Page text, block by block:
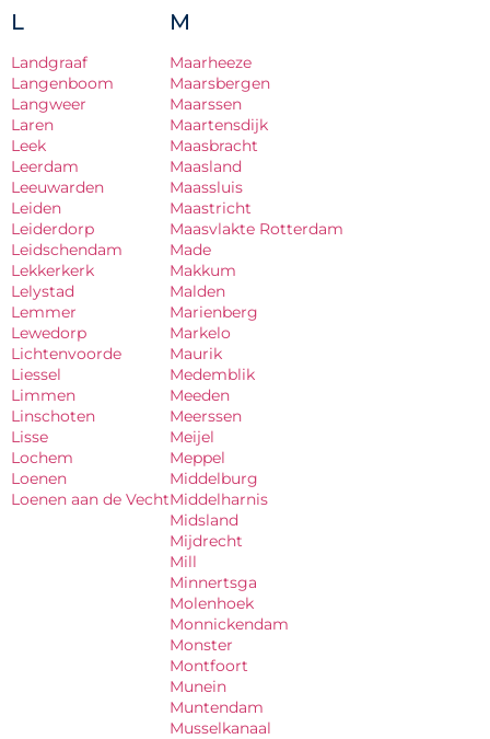
L
Landgraaf
Langenboom
Langweer
Laren
Leek
Leerdam
Leeuwarden
Leiden
Leiderdorp
Leidschendam
Lekkerkerk
Lelystad
Lemmer
Lewedorp
Lichtenvoorde
Liessel
Limmen
Linschoten
Lisse
Lochem
Loenen
Loenen aan de Vecht
M
Maarheeze
Maarsbergen
Maarssen
Maartensdijk
Maasbracht
Maasland
Maassluis
Maastricht
Maasvlakte Rotterdam
Made
Makkum
Malden
Marienberg
Markelo
Maurik
Medemblik
Meeden
Meerssen
Meijel
Meppel
Middelburg
Middelharnis
Midsland
Mijdrecht
Mill
Minnertsga
Molenhoek
Monnickendam
Monster
Montfoort
Munein
Muntendam
Musselkanaal